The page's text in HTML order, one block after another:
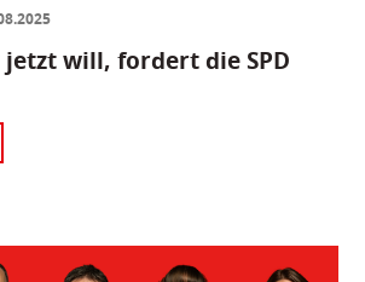
jetzt will, fordert die SPD